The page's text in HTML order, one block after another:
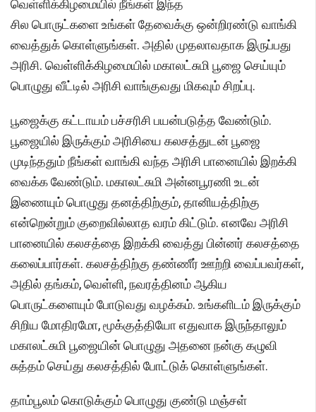
வெள்ளிக்கிழமையில் நீங்கள் இந்த
சில பொருட்களை உங்கள் தேவைக்கு ஒன்றிரண்டு வாங்கி
வைத்துக் கொள்ளுங்கள். அதில் முதலாவதாக இருப்பது
அரிசி. வெள்ளிக்கிழமையில் மகாலட்சுமி பூஜை செய்யும்
பொழுது வீட்டில் அரிசி வாங்குவது மிகவும் சிறப்பு.
பூஜைக்கு கட்டாயம் பச்சரிசி பயன்படுத்த வேண்டும்.
பூஜையில் இருக்கும் அரிசியை கலசத்துடன் பூஜை
முடிந்ததும் நீங்கள் வாங்கி வந்த அரிசி பானையில் இறக்கி
வைக்க வேண்டும். மகாலட்சுமி அன்னபூரணி உடன்
இணையும் பொழுது தனத்திற்கும், தானியத்திற்கு
என்றென்றும் குறைவில்லாத வரம் கிட்டும். எனவே அரிசி
பானையில் கலசத்தை இறக்கி வைத்து பின்னர் கலசத்தை
கலைப்பார்கள். கலசத்திற்கு தண்ணீர் ஊற்றி வைப்பவர்கள்,
அதில் தங்கம், வெள்ளி, நவரத்தினம் ஆகிய
பொருட்களையும் போடுவது வழக்கம். உங்களிடம் இருக்கும்
சிறிய மோதிரமோ, மூக்குத்தியோ எதுவாக இருந்தாலும்
மகாலட்சுமி பூஜையின் பொழுது அதனை நன்கு கழுவி
சுத்தம் செய்து கலசத்தில் போட்டுக் கொள்ளுங்கள்.
தாம்பூலம் கொடுக்கும் பொழுது குண்டு மஞ்சள்